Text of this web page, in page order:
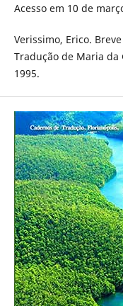
Acesso em 10 de
Verissimo, Erico.
Tradução de Maria da
1995.